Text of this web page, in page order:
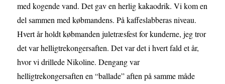
med kogende vand. Det gav en herlig kakaodrik. Vi kom en
del sammen med købmandens. På kaffeslabberas niveau.
Hvert år holdt købmanden juletræsfest for kunderne, jeg tror
det var helligtrekongersaften. Det var det i hvert fald et år,
hvor vi drillede Nikoline. Dengang var
helligtrekongersaften en “ballade” aften på samme måde